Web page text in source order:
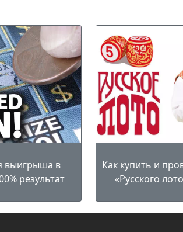
выигрыша в
результат
Как купить и
«Русского